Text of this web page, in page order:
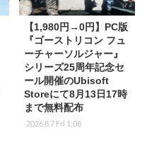
【1,980円→0円】PC版
『ゴーストリコン フュ
ーチャーソルジャー』
シリーズ25周年記念セ
ール開催のUbisoft
Storeにて8月13日17時
まで無料配布
2026.8.7 Fri 1:08